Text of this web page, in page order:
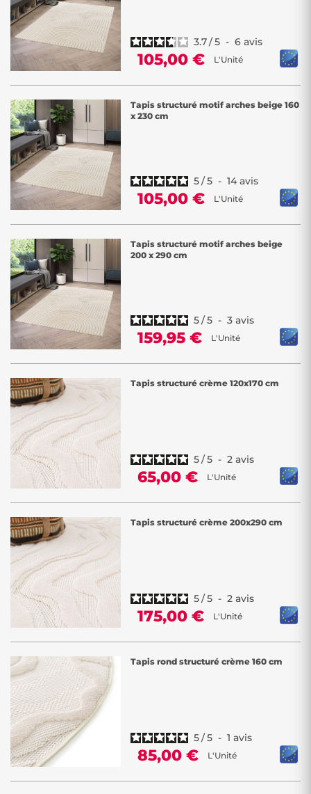
3.7/5 - 6 avis
105,00 € L'Unité
Tapis structuré motif arches beige 160
x 230 cm
5/5 - 14 avis
105,00 € L'Unité
Tapis structuré motif arches beige
200 x 290 cm
5/5 - 3 avis
159,95 € L'Unité
Tapis structuré crème 120x170 cm
5/5 - 2 avis
65,00 € L'Unité
Tapis structuré crème 200x290 cm
5/5 - 2 avis
175,00 € L'Unité
Tapis rond structuré crème 160 cm
5/5 - 1 avis
85,00 € L'Unité